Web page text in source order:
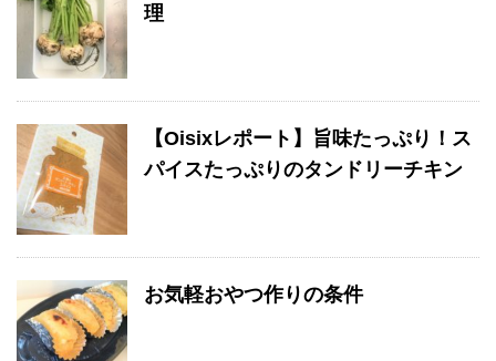
理
【Oisixレポート】旨味たっぷり！ス
パイスたっぷりのタンドリーチキン
お気軽おやつ作りの条件